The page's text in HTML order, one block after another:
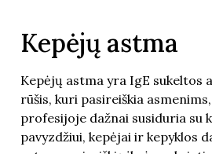
Kepėjų astma
Kepėjų astma yra IgE sukeltos
rūšis, kuri pasireiškia
profesijoje dažnai susiduria su
pavyzdžiui, kepėjai ir kepyklos